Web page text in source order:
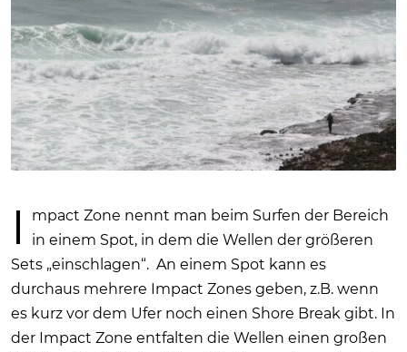
I
mpact Zone nennt man beim Surfen der Bereich
in einem Spot, in dem die Wellen der größeren
Sets „einschlagen“. An einem Spot kann es
durchaus mehrere Impact Zones geben, z.B. wenn
es kurz vor dem Ufer noch einen Shore Break gibt. In
der Impact Zone entfalten die Wellen einen großen